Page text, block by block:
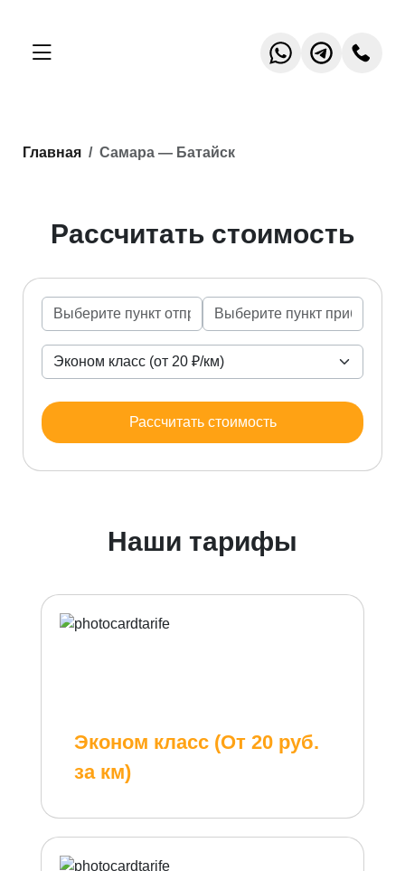
Главная Самара — Батайск
Рассчитать стоимость
Рассчитать стоимость
Наши тарифы
Эконом класс (От 20 руб.
за км)